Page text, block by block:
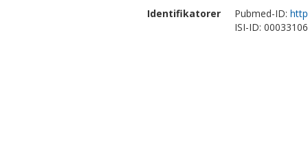
Identifikatorer
Pubmed-ID:
ISI-ID: